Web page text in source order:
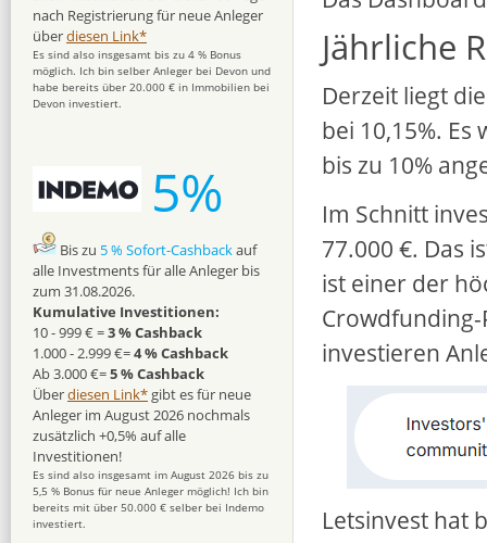
Jährliche
Derzeit liegt
bei 10,15%.
bis zu 10%
Im Schnitt
77.000 €. Das
ist einer der
investieren
Letsinvest hat
nach Registrierung für neue Anleger
überdiesen Link*
Es sind also insgesamt bis zu 4 % Bonus
möglich. Ich bin selber Anleger bei Devon und
habe bereits über 20.000 € in Immobilien bei
Devon investiert.
5%
Bis zu 5 % Sofort-Cashbackauf
alle Investments für alle Anleger bis
zum 31.08.2026.
Kumulative Investitionen:
10 - 999 € =3 % Cashback
1.000 - 2.999 €=4 % Cashback
Ab 3.000 €=5 % Cashback
Überdiesen Link* gibt es für neue
Anleger im August 2026 nochmals
zusätzlich +0,5% auf alle
Investitionen!
Es sind also insgesamt im August 2026 bis zu
5,5 % Bonus für neue Anleger möglich! Ich bin
bereits mit über 50.000 € selber bei Indemo
investiert.